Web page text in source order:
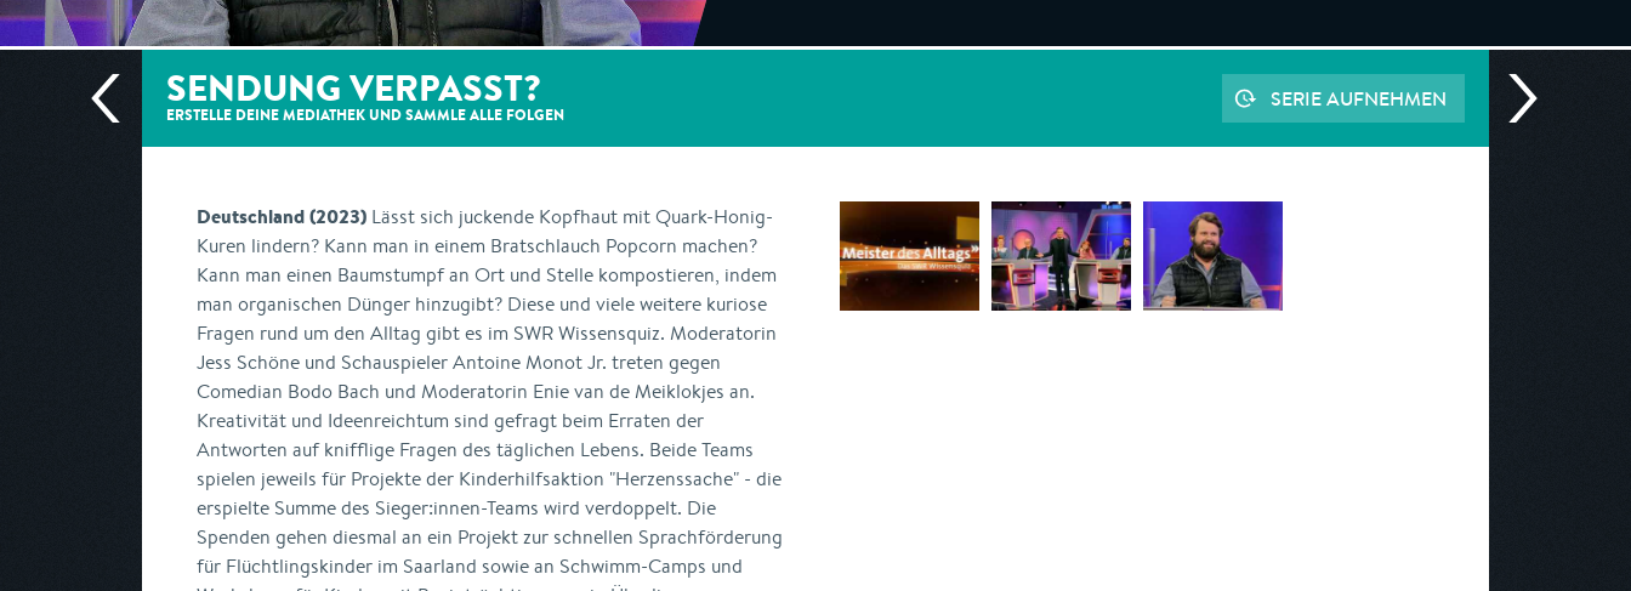
SENDUNG VERPASST?
ERSTELLE DEINE MEDIATHEK UND SAMMLE ALLE FOLGEN
SERIE AUFNEHMEN
Deutschland (2023) Lässt sich juckende Kopfhaut mit Quark-Honig-
Kuren lindern? Kann man in einem Bratschlauch Popcorn machen?
Kann man einen Baumstumpf an Ort und Stelle kompostieren, indem
man organischen Dünger hinzugibt? Diese und viele weitere kuriose
Fragen rund um den Alltag gibt es im SWR Wissensquiz. Moderatorin
Jess Schöne und Schauspieler Antoine Monot Jr. treten gegen
Comedian Bodo Bach und Moderatorin Enie van de Meiklokjes an.
Kreativität und Ideenreichtum sind gefragt beim Erraten der
Antworten auf knifflige Fragen des täglichen Lebens. Beide Teams
spielen jeweils für Projekte der Kinderhilfsaktion "Herzenssache" - die
erspielte Summe des Sieger:innen-Teams wird verdoppelt. Die
Spenden gehen diesmal an ein Projekt zur schnellen Sprachförderung
für Flüchtlingskinder im Saarland sowie an Schwimm-Camps und